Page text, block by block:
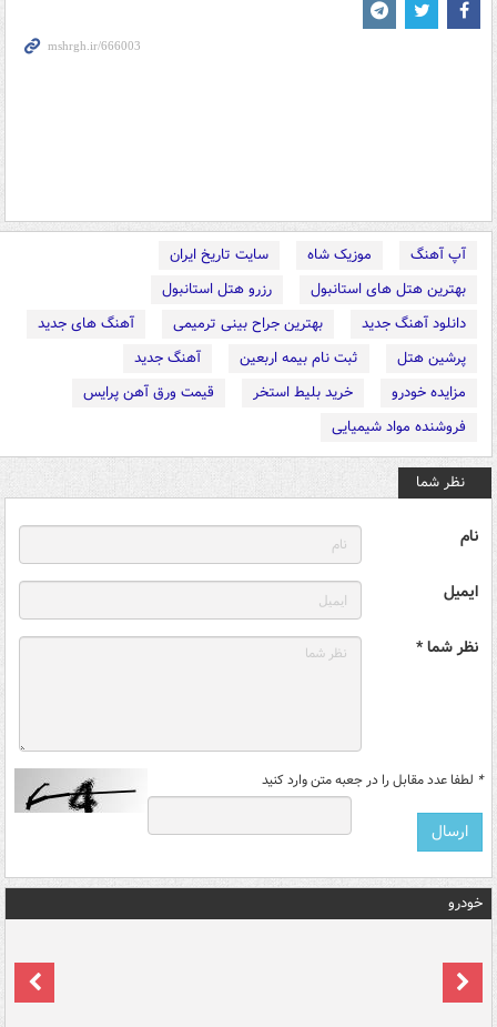
آپ آهنگ موزیک شاه
سایت تاریخ ایران
بهترین هتل های استانبول
رزرو هتل استانبول
دانلود آهنگ جدید
بهترین جراح بینی ترمیمی
آهنگ های جدید
پرشین هتل
ثبت نام بیمه اربعین
آهنگ جدید
مزایده خودرو
خرید بلیط استخر
قیمت ورق آهن پرایس
فروشنده مواد شیمیایی
نظر شما
نام
ایمیل
نظر شما *
* لطفا عدد مقابل را در جعبه متن وارد کنید
خودرو